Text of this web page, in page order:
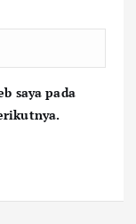
saya pada